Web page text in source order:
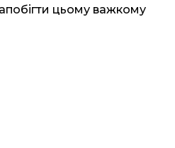
цьому важкому